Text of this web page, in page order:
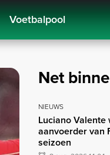
Voetbalpool
Net
NIEUWS
Luciano
aanvoerder van
seizoen